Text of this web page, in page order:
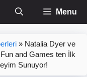
Menu
» Natalia Dyer ve
and Games ten İlk
Sunuyor!